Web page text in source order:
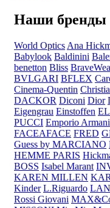
Наши бренды
World Optics Ana
Babylook Baldinini
benetton Bliss
BVLGARI BFLEX
Cinema-Quentin
DACKOR Diconi Dior
Eigengrau Einstoffen
PUCCI Emporio Armani
FACEAFACE FRED
Guess by MARCIANO
HEMME PARIS
BOSS Isabel Marant
KAREN MILLEN
Kinder L.Riguardo
Rossi Giovani